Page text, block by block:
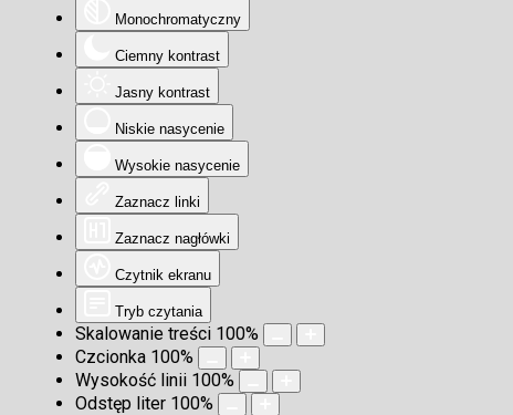
Monochromatyczny
Ciemny kontrast
Jasny kontrast
Niskie nasycenie
Wysokie nasycenie
Zaznacz linki
Zaznacz nagłówki
Czytnik ekranu
Tryb czytania
Skalowanie treści 100%
Czcionka 100%
Wysokość linii 100%
Odstęp liter 100%